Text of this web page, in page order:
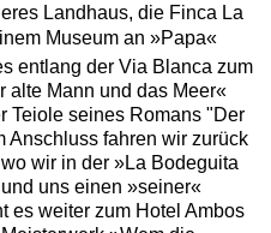
Landhaus, die Finca La
Museum an »Papa«
entlang der Via Blanca zum
alte Mann und das Meer«
Teiole seines Romans "Der
Anschluss fahren wir zurück
wir in der »La Bodeguita
uns einen »seiner«
es weiter zum Hotel Ambos